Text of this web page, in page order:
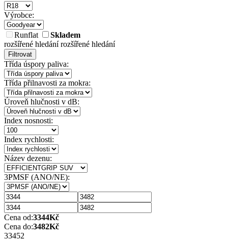
Výrobce:
Runflat
Skladem
rozšířené hledánírozšířené hledání
Filtrovat
Třída úspory paliva:
Třída přilnavosti za mokra:
Úroveň hlučnosti v dB:
Index nosnosti:
Index rychlosti:
Název dezenu:
3PMSF (ANO/NE):
Cena od:3344Kč
Cena do:3482Kč
33452